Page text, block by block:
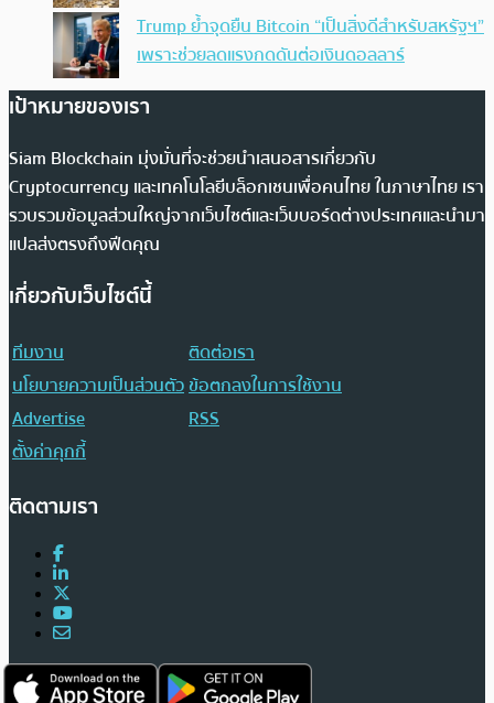
Trump ย้ำจุดยืน Bitcoin “เป็นสิ่งดีสำหรับสหรัฐฯ”
เพราะช่วยลดแรงกดดันต่อเงินดอลลาร์
เป้าหมายของเรา
Siam Blockchain มุ่งมั่นที่จะช่วยนำเสนอสารเกี่ยวกับ
Cryptocurrency และเทคโนโลยีบล็อกเชนเพื่อคนไทย ในภาษาไทย เรา
รวบรวมข้อมูลส่วนใหญ่จากเว็บไซต์และเว็บบอร์ดต่างประเทศและนำมา
แปลส่งตรงถึงฟีดคุณ
เกี่ยวกับเว็บไซต์นี้
ทีมงาน
ติดต่อเรา
นโยบายความเป็นส่วนตัวข้อตกลงในการใช้งาน
Advertise
RSS
ตั้งค่าคุกกี้
ติดตามเรา